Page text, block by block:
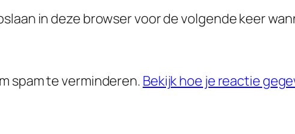
in deze browser voor de volgende keer
spam te verminderen. Bekijk hoe je reactie